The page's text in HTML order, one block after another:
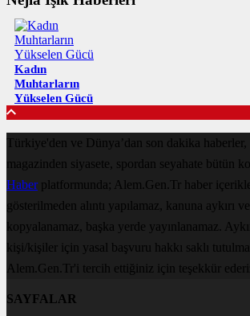
Kadın
Muhtarların
Yükselen Gücü
Türkiye'den ve Dünya’dan son dakika haberler,
magazinden siyasete, spordan seyahate bütün
Haberplatformunda; Alem.Gen.Tr haber
gösterilmeden alıntı yapılamaz, kanuna aykırı
kopyalanamaz, başka yerde yayınlanamaz.
kişi/kişiler için yasal başvuru hakkı saklı
Alem.Gen.Tr'i tercih ettiğiniz için teşekkür
SAYFALAR